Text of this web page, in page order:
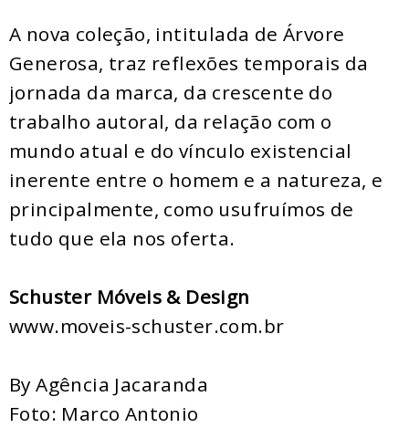
A nova coleção, intitulada de Árvore
Generosa, traz reflexões temporais da
jornada da marca, da crescente do
trabalho autoral, da relação com o
mundo atual e do vínculo existencial
inerente entre o homem e a natureza, e
principalmente, como usufruímos de
tudo que ela nos oferta.
Schuster Móveis & Design
www.moveis-schuster.com.br
By Agência Jacaranda
Foto: Marco Antonio